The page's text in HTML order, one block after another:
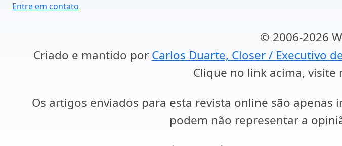
Entre em contato
© 2006-2026
Criado e mantido por Carlos Duarte, Closer / Executivo
Clique no link acima,
Os artigos enviados para esta revista online são
podem não representar a